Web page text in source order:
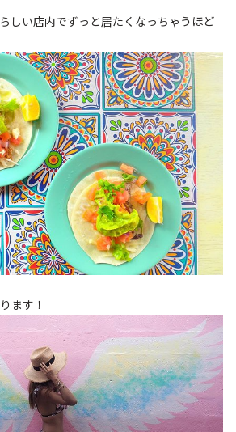
しい店内でずっと居たくなっちゃうほど
ます！